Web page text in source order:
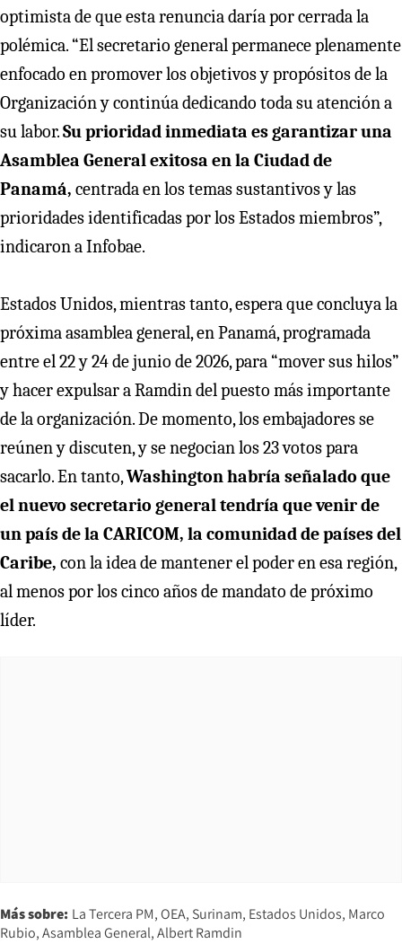
optimista de que esta renuncia daría por cerrada la
polémica. “El secretario general permanece plenamente
enfocado en promover los objetivos y propósitos de la
Organización y continúa dedicando toda su atención a
su labor.Su prioridad inmediata es garantizar una
Asamblea General exitosa en la Ciudad de
Panamá, centrada en los temas sustantivos y las
prioridades identificadas por los Estados miembros”,
indicaron a Infobae.
Estados Unidos, mientras tanto, espera que concluya la
próxima asamblea general, en Panamá, programada
entre el 22 y 24 de junio de 2026, para “mover sus hilos”
y hacer expulsar a Ramdin del puesto más importante
de la organización. De momento, los embajadores se
reúnen y discuten, y se negocian los 23 votos para
sacarlo. En tanto,Washington habría señalado que
el nuevo secretario general tendría que venir de
un país de la CARICOM, la comunidad de países del
Caribe, con la idea de mantener el poder en esa región,
al menos por los cinco años de mandato de próximo
líder.
Más sobre: La Tercera PM OEA Surinam Estados Unidos Marco
Rubio Asamblea General Albert Ramdin